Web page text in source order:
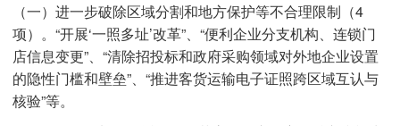
（一）进一步破除区域分割和地方保护等不合理限制（4
项）。“开展‘一照多址’改革”、“便利企业分支机构、连锁门
店信息变更”、“清除招投标和政府采购领域对外地企业设置
的隐性门槛和壁垒”、“推进客货运输电子证照跨区域互认与
核验”等。